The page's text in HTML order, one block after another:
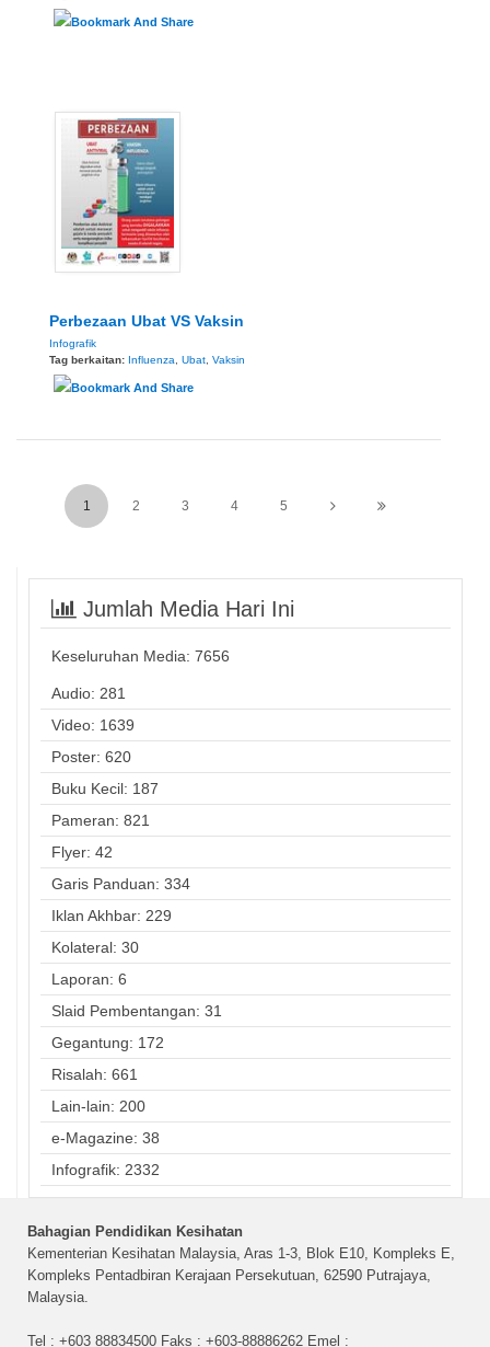
Perbezaan Ubat VS Vaksin
Infografik
Tag berkaitan: Influenza Ubat Vaksin
1 2 3 4 5
Jumlah Media Hari Ini
Keseluruhan Media: 7656
Audio: 281
Video: 1639
Poster: 620
Buku Kecil: 187
Pameran: 821
Flyer: 42
Garis Panduan: 334
Iklan Akhbar: 229
Kolateral: 30
Laporan: 6
Slaid Pembentangan: 31
Gegantung: 172
Risalah: 661
Lain-lain: 200
e-Magazine: 38
Infografik: 2332
Bahagian Pendidikan Kesihatan
Kementerian Kesihatan Malaysia, Aras 1-3, Blok E10, Kompleks E,
Kompleks Pentadbiran Kerajaan Persekutuan, 62590 Putrajaya,
Malaysia.
Tel : +603 88834500 Faks : +603-88886262 Emel :